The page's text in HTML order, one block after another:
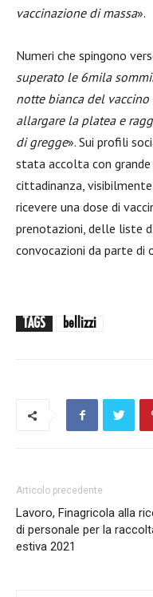
vaccinazione di massa».
Numeri che spingono
superato le 6mila
notte bianca del vaccino
allargare la platea e
di gregge». Sui profili
stata accolta con
cittadinanza,
ricevere una dose di
prenotazioni, delle liste
convocazioni da parte di
TAGS bellizzi
Articolo precedente
Lavoro, Finagricola alla
di personale per la
estiva 2021